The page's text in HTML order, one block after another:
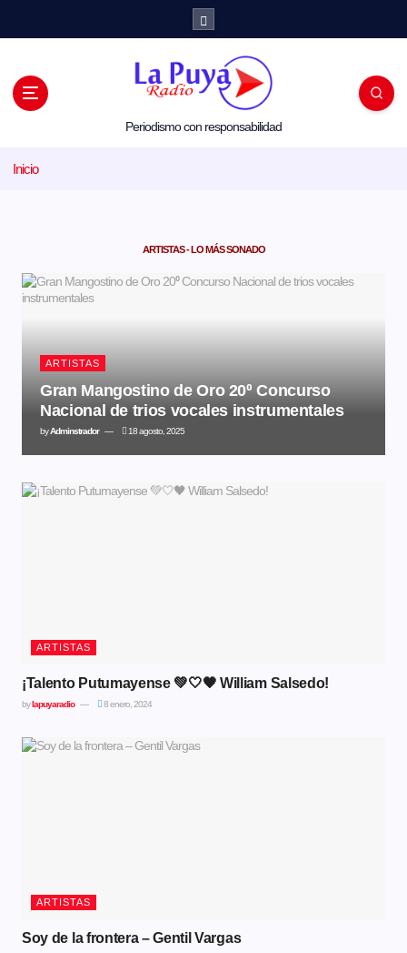
Periodismo con responsabilidad
Inicio
ARTISTAS - LO MÁS SONADO
ARTISTAS
Gran Mangostino de Oro 20⁰ Concurso
Nacional de trios vocales instrumentales
byAdminstrador 18 agosto, 2025
ARTISTAS
¡Talento Putumayense 💚🤍🖤 William Salsedo!
bylapuyaradio 8 enero, 2024
ARTISTAS
Soy de la frontera – Gentil Vargas